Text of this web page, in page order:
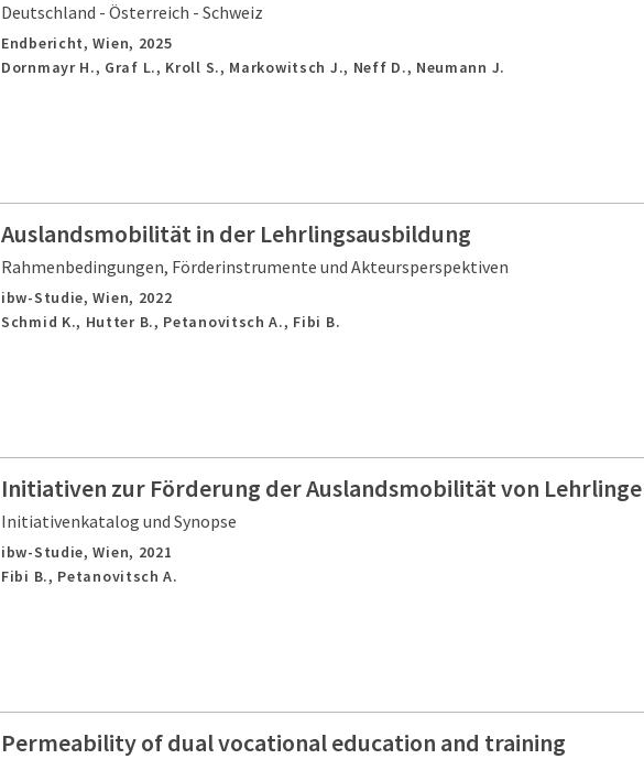
Deutschland - Österreich - Schweiz
Endbericht,Wien, 2025
Dornmayr H., Graf L., Kroll S., Markowitsch J., Neff D., Neumann J.
Auslandsmobilität in der Lehrlingsausbildung
Rahmenbedingungen, Förderinstrumente und Akteursperspektiven
ibw-Studie,Wien, 2022
Schmid K., Hutter B., Petanovitsch A., Fibi B.
Initiativen zur Förderung der Auslandsmobilität von
Initiativenkatalog und Synopse
ibw-Studie,Wien, 2021
Fibi B., Petanovitsch A.
Permeability of dual vocational education and training